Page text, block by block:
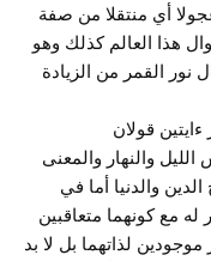
أي منتقلا من صفة
هذا العالم كذلك وهو
نور القمر من الزيادة
ءايتين قولان
والنهار والمعنى
والدنيا أما في
له مع كونهما متعاقبين
لذاتهما بل لا بد